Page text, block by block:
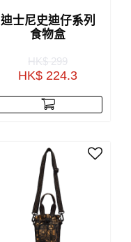
迪士尼史迪仔系列
食物盒
HK$ 299
HK$ 224.3